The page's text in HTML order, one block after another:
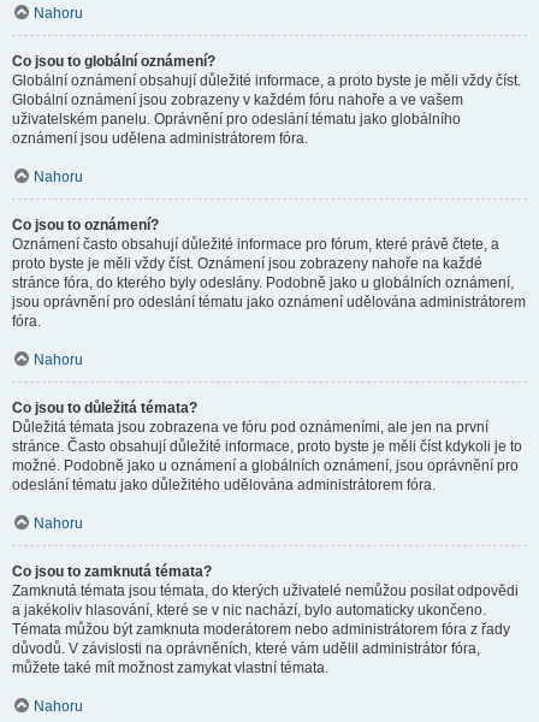
Nahoru
Co jsou to globální oznámení?
Globální oznámení obsahují důležité informace, a proto byste je měli vždy číst.
Globální oznámení jsou zobrazeny v každém fóru nahoře a ve vašem
uživatelském panelu. Oprávnění pro odeslání tématu jako globálního
oznámení jsou udělena administrátorem fóra.
Nahoru
Co jsou to oznámení?
Oznámení často obsahují důležité informace pro fórum, které právě čtete, a
proto byste je měli vždy číst. Oznámení jsou zobrazeny nahoře na každé
stránce fóra, do kterého byly odeslány. Podobně jako u globálních oznámení,
jsou oprávnění pro odeslání tématu jako oznámení udělována administrátorem
fóra.
Nahoru
Co jsou to důležitá témata?
Důležitá témata jsou zobrazena ve fóru pod oznámeními, ale jen na první
stránce. Často obsahují důležité informace, proto byste je měli číst kdykoli je to
možné. Podobně jako u oznámení a globálních oznámení, jsou oprávnění pro
odeslání tématu jako důležitého udělována administrátorem fóra.
Nahoru
Co jsou to zamknutá témata?
Zamknutá témata jsou témata, do kterých uživatelé nemůžou posílat odpovědi
a jakékoliv hlasování, které se v nic nachází, bylo automaticky ukončeno.
Témata můžou být zamknuta moderátorem nebo administrátorem fóra z řady
důvodů. V závislosti na oprávněních, které vám udělil administrátor fóra,
můžete také mít možnost zamykat vlastní témata.
Nahoru